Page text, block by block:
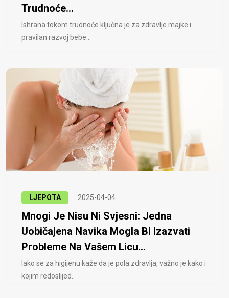
Trudnoće...
Ishrana tokom trudnoće ključna je za zdravlje majke i
pravilan razvoj bebe...
LJEPOTA 2025-04-04
Mnogi Je Nisu Ni Svjesni: Jedna
Uobičajena Navika Mogla Bi Izazvati
Probleme Na Vašem Licu...
Iako se za higijenu kaže da je pola zdravlja, važno je kako i
kojim redoslijed..